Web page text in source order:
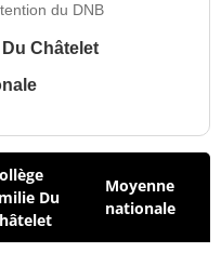
du DNB
Châtelet
Du
Moyenne
nationale